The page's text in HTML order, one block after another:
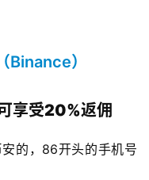
Binance）
享受20%返佣
的，86开头的手机号